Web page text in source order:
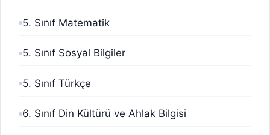
5. Sınıf Matematik
5. Sınıf Sosyal Bilgiler
5. Sınıf Türkçe
6. Sınıf Din Kültürü ve Ahlak Bilgisi